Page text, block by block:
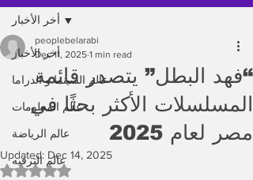
أخر الأخبار
عالم السينما و الدراما
عالم المعلومات
عالم الرياضة
عالم الترفيه
أخر الأخبار
“فهد البطل” يتصدر قائمة
المسلسلات الأكثر بحثًا في
مصر لعام 2025
peoplebelarabi
Dec 11, 2025 1 min read
Updated: Dec 14, 2025
Rated NaN out of 5 stars.